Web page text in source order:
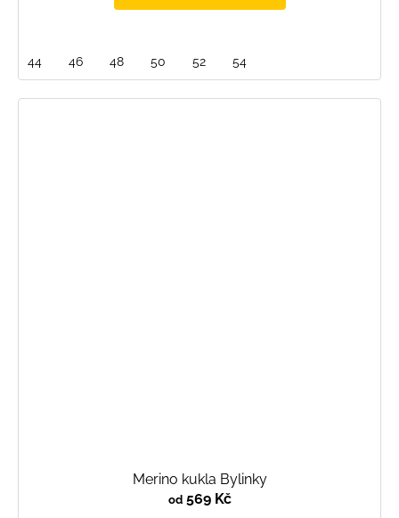
44 46 48 50 52 54
Merino kukla Bylinky
od569 Kč